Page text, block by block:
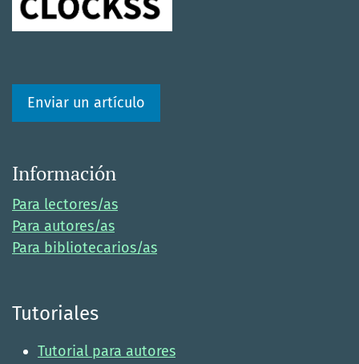
Enviar un artículo
Información
Para lectores/as
Para autores/as
Para bibliotecarios/as
Tutoriales
Tutorial para autores